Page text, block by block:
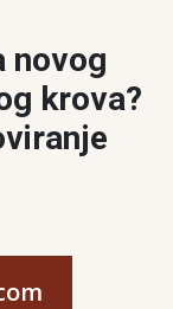
novog
krova?